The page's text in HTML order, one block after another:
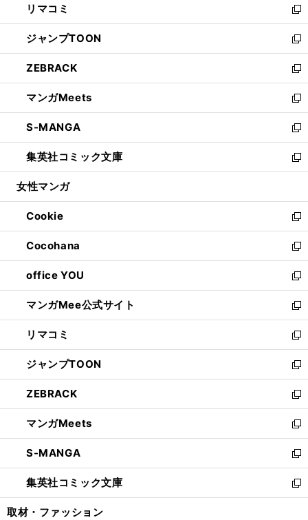
で
開
く
ド
ウ
で
開
く
ィ
ン
ド
ウ
で
開
く
い
ウ
ィ
ン
ド
ウ
で
開
く
リマコミ
新
し
い
ウ
ィ
ン
ド
ウ
で
開
く
ジャンプTOON
新
し
い
ウ
ィ
ン
ド
ウ
で
開
ZEBRACK
新
し
い
ウ
ィ
ン
ド
ウ
開
く
マンガMeets
新
し
い
ウ
ィ
ン
ウ
で
開
く
S-MANGA
新
し
い
ウ
ン
ド
ウ
で
開
く
集英社コミック文庫
新
し
ウ
ィ
ン
ド
ウ
で
開
く
女性マンガ
Cookie
新
し
い
ウ
ィ
ン
ド
ウ
で
開
く
Cocohana
新
し
い
ウ
ィ
ン
ド
ウ
で
開
く
office YOU
新
し
い
ウ
ィ
ン
ド
ウ
で
開
く
マンガMee公式サイト
新
し
い
ウ
ィ
ン
ド
ウ
で
開
く
リマコミ
新
し
い
ウ
ィ
ン
ド
ウ
で
開
く
ジャンプTOON
新
し
い
ウ
ィ
ン
ド
ウ
で
開
ZEBRACK
新
し
い
ウ
ィ
ン
ド
ウ
マンガMeets
新
し
い
ウ
ィ
ン
S-MANGA
新
し
い
ウ
集英社コミック文庫
新
し
取材・ファッション